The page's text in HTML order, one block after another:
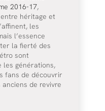
2016-17,
héritage et
les
l’essence
la fierté des
sont
les générations,
fans de découvrir
de revivre